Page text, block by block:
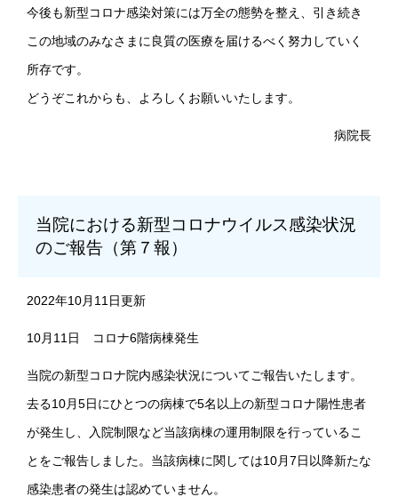
今後も新型コロナ感染対策には万全の態勢を整え、引き続き
この地域のみなさまに良質の医療を届けるべく努力していく
所存です。
どうぞこれからも、よろしくお願いいたします。
病院長
当院における新型コロナウイルス感染状況
のご報告（第７報）
2022年10月11日更新
10月11日 コロナ6階病棟発生
当院の新型コロナ院内感染状況についてご報告いたします。
去る10月5日にひとつの病棟で5名以上の新型コロナ陽性患者
が発生し、入院制限など当該病棟の運用制限を行っているこ
とをご報告しました。当該病棟に関しては10月7日以降新たな
感染患者の発生は認めていません。